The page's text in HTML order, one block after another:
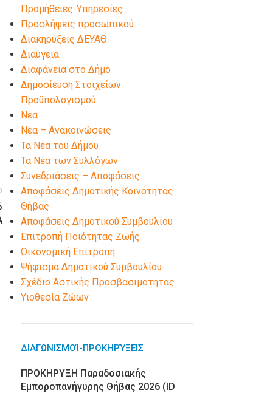
Προμήθειες-Υπηρεσίες
Προσλήψεις προσωπικού
Διακηρύξεις ΔΕΥΑΘ
Διαύγεια
Διαφάνεια στο Δήμο
Δημοσίευση Στοιχείων
Προϋπολογισμού
Νεα
Νέα – Ανακοινώσεις
Τα Νέα του Δήμου
Τα Νέα των Συλλόγων
Συνεδριάσεις – Αποφάσεις
Αποφάσεις Δημοτικής Κοινότητας
Θήβας
Αποφάσεις Δημοτικού Συμβουλίου
Επιτροπή Ποιότητας Ζωής
Οικονομική Επιτροπη
Ψήφισμα Δημοτικού Συμβουλίου
Σχέδιο Αστικής Προσβασιμότητας
Υιοθεσία Ζώων
ΔΙΑΓΩΝΙΣΜΟΊ-ΠΡΟΚΗΡΎΞΕΙΣ
ΠΡΟΚΗΡΥΞΗ Παραδοσιακής
Εμποροπανήγυρης Θήβας 2026 (ID